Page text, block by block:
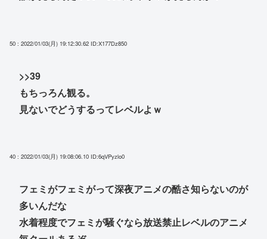
50 : 2022/01/03(月) 19:12:30.62 ID:X177Dz850
>>39
もちっろん観る。
見ないでどうするってレベルよｗ
40 : 2022/01/03(月) 19:08:06.10 ID:6qVPyzlo0
フェミがフェミがって深夜アニメの酷さ知らないのが
多いんだな
水着程度でフェミが騒ぐなら放送禁止レベルのアニメ